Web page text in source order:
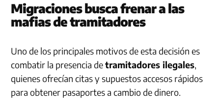
Migraciones busca frenar a las
mafias de tramitadores
Uno de los principales motivos de esta decisión es
combatir la presencia detramitadores ilegales,
quienes ofrecían citas y supuestos accesos rápidos
para obtener pasaportes a cambio de dinero.